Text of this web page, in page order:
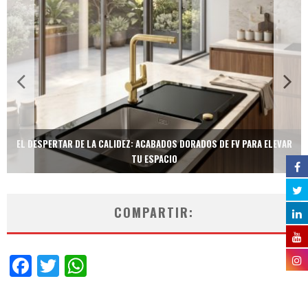
EL DESPERTAR DE LA CALIDEZ: ACABADOS DORADOS DE FV PARA ELEVAR
TU ESPACIO
COMPARTIR:
Facebook
Twitter